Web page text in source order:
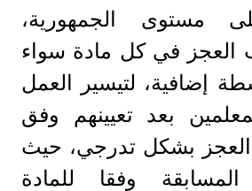
مستوى الجمهورية،
العجز في كل مادة سواء
إضافية، لتيسير العمل
بعد تعيينهم وفق
بشكل تدرجي، حيث
وفقا للمادة